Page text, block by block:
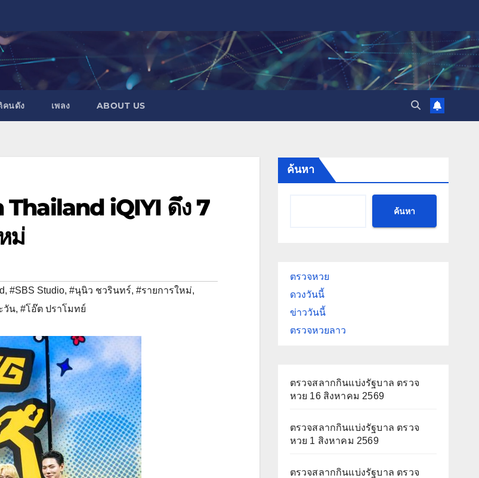
คนดัง เพลง ABOUT US
Thailand iQIYI ดึง 7
ม่
, #SBS Studio, #นุนิว ชวรินทร์, #รายการใหม่,
วัน, #โอ๊ต ปราโมทย์
ค้นหา
ค้นหา
ตรวจหวย
ดวงวันนี้
ข่าววันนี้
ตรวจหวยลาว
ตรวจสลากกินแบ่งรัฐบาล ตรวจ
หวย 16 สิงหาคม 2569
ตรวจสลากกินแบ่งรัฐบาล ตรวจ
หวย 1 สิงหาคม 2569
ตรวจสลากกินแบ่งรัฐบาล ตรวจ